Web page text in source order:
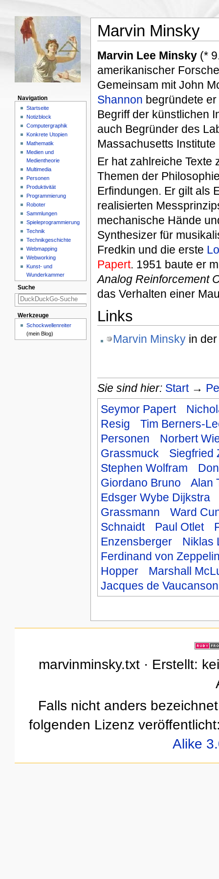
Marvin Minsky
Marvin Lee Minsky(*
amerikanischer
Gemeinsam mit John
Shannon begründete
Begriff der künstlichen
auch Begründer des
Massachusetts
Er hat zahlreiche Texte
Themen der
Erfindungen. Er gilt als
realisierten
mechanische Hände
Synthesizer für
Fredkin und die erste
Papert. 1951 baute er
Analog Reinforcement
das Verhalten einer
Links
Marvin Minskyin der
Sie sind hier: Start→
Seymor Papert
Resig
Tim Berners-
Personen
Norbert
Grassmuck
Siegfried
Stephen Wolfram
Giordano Bruno
Alan
Edsger Wybe Dijkstra
Grassmann
Ward
Schnaidt
Paul Otlet
Enzensberger
Niklas
Ferdinand von
Hopper
Marshall
Jacques de Vaucanson
Navigation
Startseite
Notizblock
Computergraphik
Konkrete Utopien
Mathematik
Medien und
Medientheorie
Multimedia
Personen
Produktivität
Programmierung
Roboter
Sammlungen
Spieleprogrammierung
Technik
Technikgeschichte
Webmapping
Webworking
Kunst- und
Wunderkammer
Suche
Werkzeuge
Schockwellenreiter
(mein Blog)
marvinminsky.txt · Erstellt:
Falls nicht anders
folgenden Lizenz
Alike